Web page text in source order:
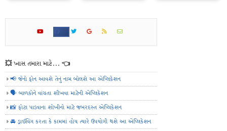
💥 ખાસ તમારા માટે... 👈
📢 જેનો ફોન આવશે તેનું નામ બોલશે આ એપ્લિકેશન
🗣️ બાળકોને વાંચતા શીખવા માટેની એપ્લિકેશન
📸 ફોટા પાડવાના શોખીનો માટે જબરદસ્ત એપ્લિકેશન
🚘 ડ્રાઈવિંગ કરતા કે કામમાં હોય ત્યારે ઉપયોગી થશે આ એપ્લિકેશન